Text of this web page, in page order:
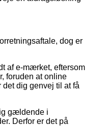
dog er
af e-mærket, eftersom
foruden at online
dig genvej til at få
gældende i
Derfor er det på